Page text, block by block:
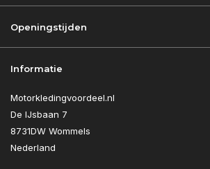
Openingstijden
Informatie
Motorkledingvoordeel.nl
De IJsbaan 7
8731DW Wommels
Nederland